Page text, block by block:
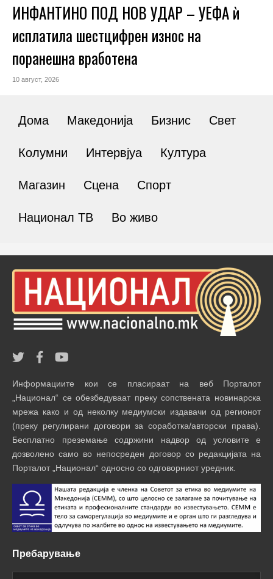
ИНФАНТИНО ПОД НОВ УДАР – УЕФА ѝ
исплатила шестцифрен износ на
поранешна вработена
10 август, 2026
Дома Македонија Бизнис Свет
Колумни Интервјуа Култура
Магазин Сцена Спорт
Национал ТВ Во живо
Информациите кои се пласираат на веб Порталот
„Национал“ се обезбедуваат преку сопствената новинарска
мрежа како и од неколку медиумски издавачи од регионот
(преку регулирани договори за соработка/авторски права).
Бесплатно преземање содржини надвор од условите е
дозволено само во непосреден договор со редакцијата на
Порталот „Национал“ односно со одговорниот уредник.
Пребарување